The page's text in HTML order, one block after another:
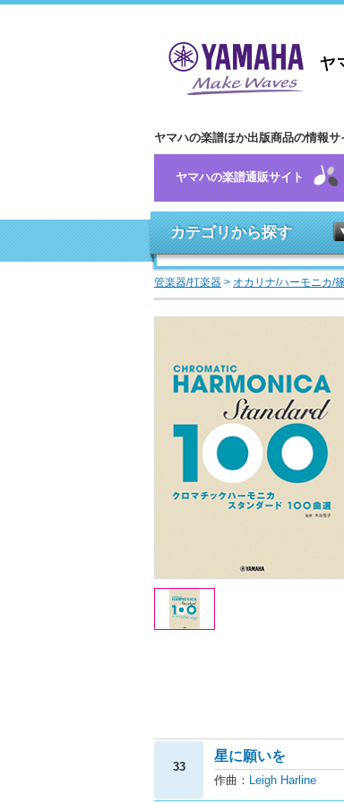
ヤマハの楽譜ほか出版商品の情報サ
ヤマハの楽譜通販サイト
カテゴリから探す
管楽器/打楽器 > オカリナ/ハーモニカ/
33
星に願いを
作曲： Leigh Harline